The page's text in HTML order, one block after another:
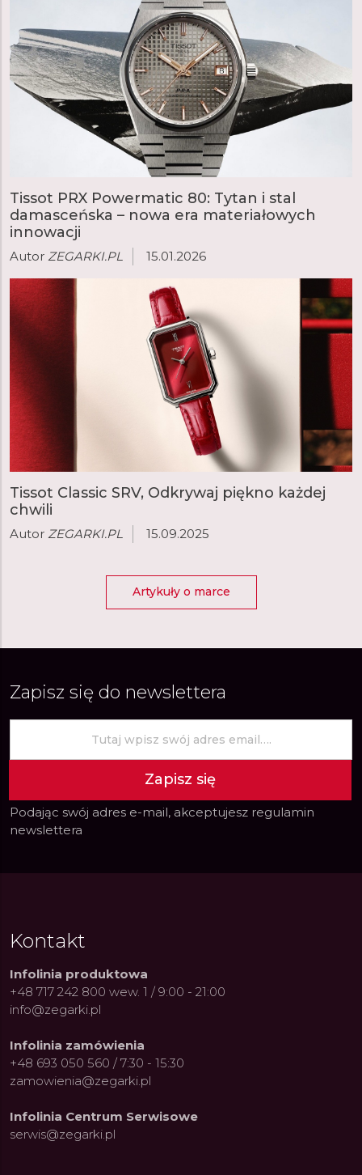
Tissot PRX Powermatic 80: Tytan i stal
damasceńska – nowa era materiałowych
innowacji
Autor ZEGARKI.PL 15.01.2026
Tissot Classic SRV, Odkrywaj piękno każdej
chwili
Autor ZEGARKI.PL 15.09.2025
Artykuły o marce
Zapisz się do newslettera
Zapisz się
Podając swój adres e-mail, akceptujesz regulamin
newslettera
Kontakt
Infolinia produktowa
+48 717 242 800 wew. 1 / 9:00 - 21:00
info@zegarki.pl
Infolinia zamówienia
+48 693 050 560 / 7:30 - 15:30
zamowienia@zegarki.pl
Infolinia Centrum Serwisowe
serwis@zegarki.pl